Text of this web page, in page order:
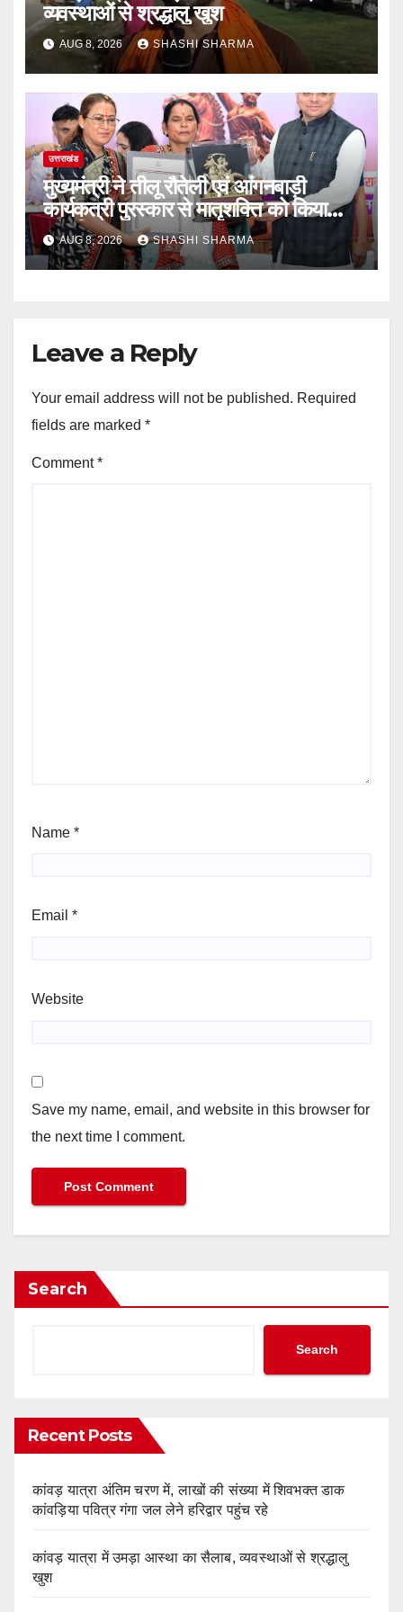
व्यवस्थाओं से श्रद्धालु खुश
AUG 8, 2026 SHASHI SHARMA
उत्तराखंड
मुख्यमंत्री ने तीलू रौतेली एवं आंगनबाड़ी
कार्यकत्री पुरस्कार से मातृशक्ति को किया
सम्मानित
AUG 8, 2026 SHASHI SHARMA
Leave a Reply
Your email address will not be published. Required
fields are marked *
Comment*
Name *
Email *
Website
Save my name, email, and website in this browser for
the next time I comment.
Search
Search
Recent Posts
कांवड़ यात्रा अंतिम चरण में, लाखों की संख्या में शिवभक्त डाक
कांवड़िया पवित्र गंगा जल लेने हरिद्वार पहुंच रहे
कांवड़ यात्रा में उमड़ा आस्था का सैलाब, व्यवस्थाओं से श्रद्धालु
खुश